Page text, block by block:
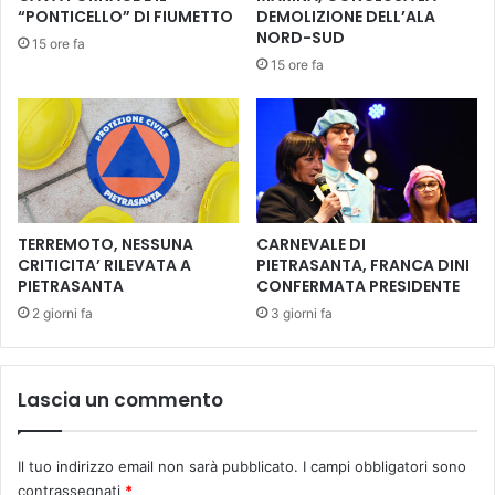
t
c
C
o
m
u
n
a
l
e
r
e
i
c
o
,
s
o
s
t
i
t
z
o
d
“PONTICELLO” DI FIUMETTO
15 ore fa
DEMOLIZIONE DELL’ALA
NORD-SUD
15 ore fa
TERREMOTO, NESSUNA
CRITICITA’ RILEVATA A
PIETRASANTA
2 giorni fa
CARNEVALE DI
PIETRASANTA, FRANCA DINI
CONFERMATA PRESIDENTE
3 giorni fa
Lascia un commento
Il tuo indirizzo email non sarà pubblicato. I campi obbligatori sono
contrassegnati *